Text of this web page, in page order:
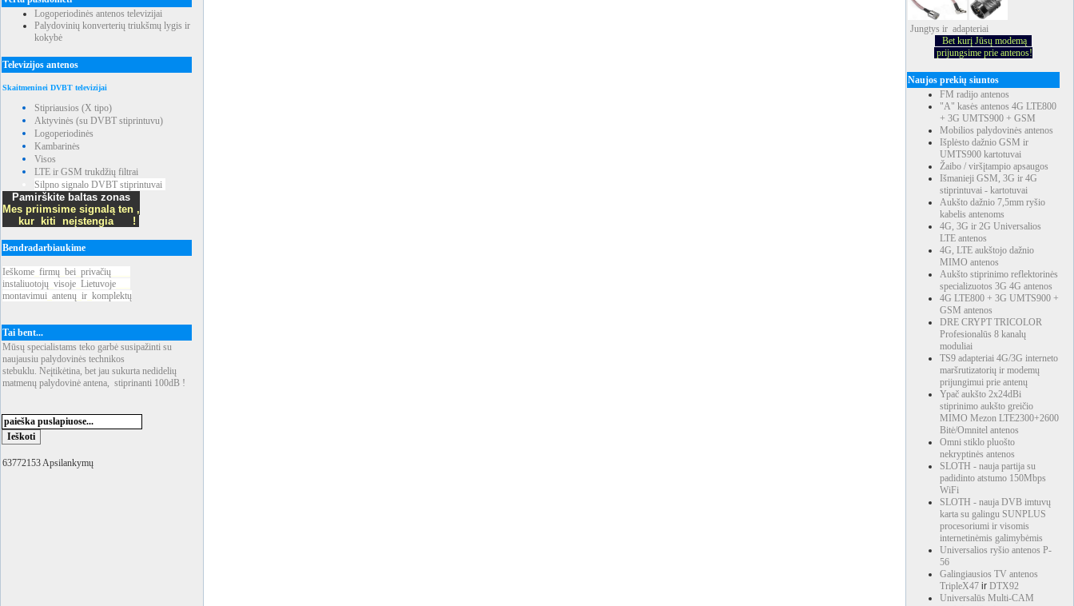
Logoperiodinės antenos televizijai
Palydovinių konverterių triukšmų lygis ir
kokybė
Televizijos antenos
Skaitmeninei DVBT televizijai
Stipriausios (X tipo)
Aktyvinės (su DVBT stiprintuvu)
Logoperiodinės
Kambarinės
Visos
LTE ir GSM trukdžių filtrai
Silpno signalo DVBT stiprintuvai
Pamirškite baltas zonas
Mes priimsime signalą ten ,
kur kiti neįstengia !
Bendradarbiaukime
Ieškome firmų bei privačių
instaliuotojų visoje Lietuvoje
montavimui antenų ir komplektų
Tai bent...
Mūsų specialistams teko garbė susipažinti su
naujausiu palydovinės technikos
stebuklu. Neįtikėtina, bet jau sukurta nedidelių
matmenų palydovinė antena, stiprinanti 100dB !
63772153 Apsilankymų
Jungtys ir adapteriai
Bet kurį Jūsų modemą
prijungsime prie antenos!
Naujos prekių siuntos
FM radijo antenos
"A" kasės antenos 4G LTE800
+ 3G UMTS900 + GSM
Mobilios palydovinės antenos
Išplėsto dažnio GSM ir
UMTS900 kartotuvai
Žaibo / viršįtampio apsaugos
Išmanieji GSM, 3G ir 4G
stiprintuvai - kartotuvai
Aukšto dažnio 7,5mm ryšio
kabelis antenoms
4G, 3G ir 2G Universalios
LTE antenos
4G, LTE aukštojo dažnio
MIMO antenos
Aukšto stiprinimo reflektorinės
specializuotos 3G 4G antenos
4G LTE800 + 3G UMTS900 +
GSM antenos
DRE CRYPT TRICOLOR
Profesionalūs 8 kanalų
moduliai
TS9 adapteriai 4G/3G interneto
maršrutizatorių ir modemų
prijungimui prie antenų
Ypač aukšto 2x24dBi
stiprinimo aukšto greičio
MIMO Mezon LTE2300+2600
Bitė/Omnitel antenos
Omni stiklo pluošto
nekryptinės antenos
SLOTH - nauja partija su
padidinto atstumo 150Mbps
WiFi
SLOTH - nauja DVB imtuvų
karta su galingu SUNPLUS
procesoriumi ir visomis
internetinėmis galimybėmis
Universalios ryšio antenos P-
56
Galingiausios TV antenos
TripleX47 ir DTX92
Universalūs Multi-CAM